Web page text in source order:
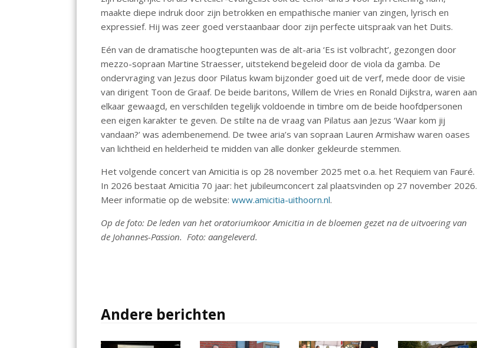
maakte diepe indruk door zijn betrokken en empathische manier van zingen, lyrisch en
expressief. Hij was zeer goed verstaanbaar door zijn perfecte uitspraak van het Duits.
Eén van de dramatische hoogtepunten was de alt-aria ‘Es ist volbracht’, gezongen door
mezzo-sopraan Martine Straesser, uitstekend begeleid door de viola da gamba. De
ondervraging van Jezus door Pilatus kwam bijzonder goed uit de verf, mede door de visie
van dirigent Toon de Graaf. De beide baritons, Willem de Vries en Ronald Dijkstra, waren aan
elkaar gewaagd, en verschilden tegelijk voldoende in timbre om de beide hoofdpersonen
een eigen karakter te geven. De stilte na de vraag van Pilatus aan Jezus ‘Waar kom jij
vandaan?’ was adembenemend. De twee aria’s van sopraan Lauren Armishaw waren oases
van lichtheid en helderheid te midden van alle donker gekleurde stemmen.
Het volgende concert van Amicitia is op 28 november 2025 met o.a. het Requiem van Fauré.
In 2026 bestaat Amicitia 70 jaar: het jubileumconcert zal plaatsvinden op 27 november 2026.
Meer informatie op de website:www.amicitia-uithoorn.nl.
Op de foto: De leden van het oratoriumkoor Amicitia in de bloemen gezet na de uitvoering van
de Johannes-Passion. Foto: aangeleverd.
Andere berichten